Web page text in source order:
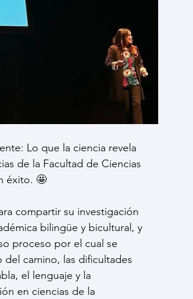
Lo que la ciencia revela
de la Facultad de Ciencias
éxito. 🤩
compartir su investigación
bilingüe y bicultural, y
proceso por el cual se
camino, las dificultades
el lenguaje y la
en ciencias de la